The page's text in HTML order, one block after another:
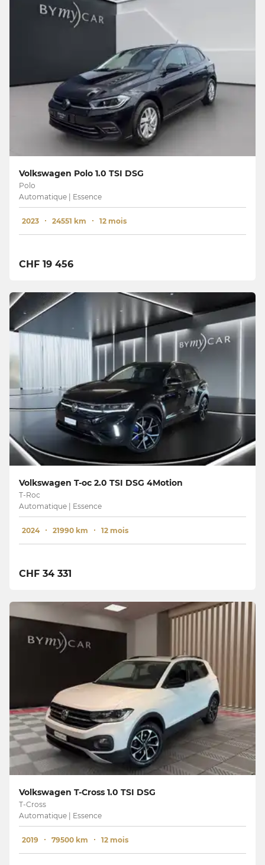
Volkswagen Polo 1.0 TSI DSG
Polo
Automatique | Essence
2023 24551 km 12 mois
CHF 19 456
Volkswagen T-oc 2.0 TSI DSG 4Motion
T-Roc
Automatique | Essence
2024 21990 km 12 mois
CHF 34 331
Volkswagen T-Cross 1.0 TSI DSG
T-Cross
Automatique | Essence
2019 79500 km 12 mois